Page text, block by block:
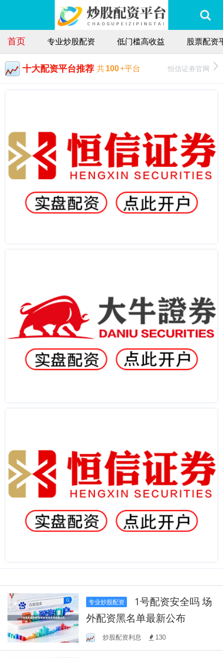
首页 专业炒股配资 低门槛高收益 股票配资
十大配资平台推荐 共100+平台 恒信证券官网
专业炒股配资
外配资黑名单最新公布
炒股配资利息 130